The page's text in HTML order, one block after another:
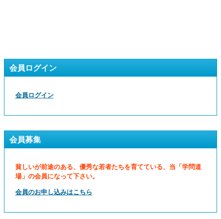
会員ログイン
会員ログイン
会員募集
貧しいが前途のある、優秀な若者たちを育てている、当「学問道
場」の会員になって下さい。
会員のお申し込みはこちら